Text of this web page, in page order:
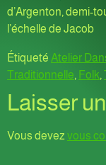
d’Argenton, demi-
l’échelle de Jacob
Étiqueté Atelier
Traditionnelle, Folk,
Laisser
Vous devez vous